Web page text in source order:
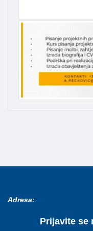
Adresa:
Prijavite se